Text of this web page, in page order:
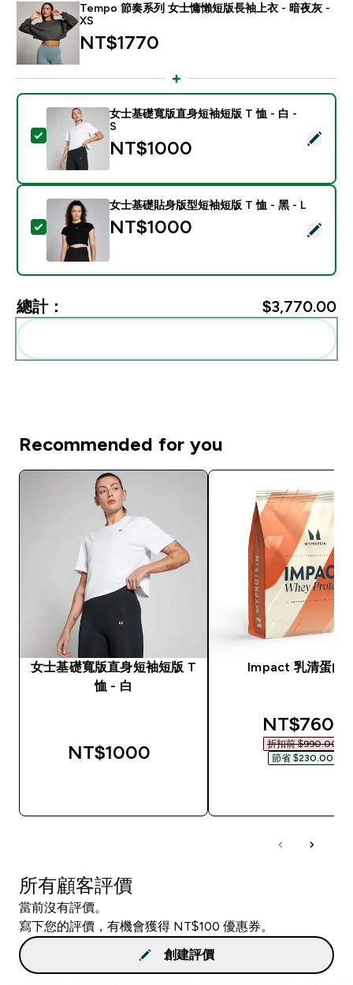
Tempo 節奏系列 女士慵懶短版長袖上衣 - 暗夜灰 -
XS
NT$1770‎
選取此商品 - 女士基礎寬版直身短袖短版 T 恤 - 白 - S
女士基礎寬版直身短袖短版 T 恤 - 白 -
S
NT$1000‎
選取此商品 - 女士基礎貼身版型短袖短版 T 恤 - 黑 - L
女士基礎貼身版型短袖短版 T 恤 - 黑 - L
NT$1000‎
總計： $3,770.00‎
Recommended for you
女士基礎寬版直身短袖短版 T
恤 - 白
NT$1000‎
Impact 乳清蛋白
NT$760‎
折扣前 $990.00‎
節省 $230.00‎
所有顧客評價
當前沒有評價。
寫下您的評價，有機會獲得 NT$100 優惠券。
創建評價